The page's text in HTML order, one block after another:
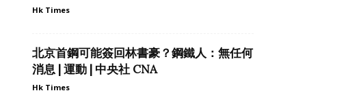
Hk Times
北京首鋼可能簽回林書豪？鋼鐵人：無任何
消息 | 運動 | 中央社 CNA
Hk Times